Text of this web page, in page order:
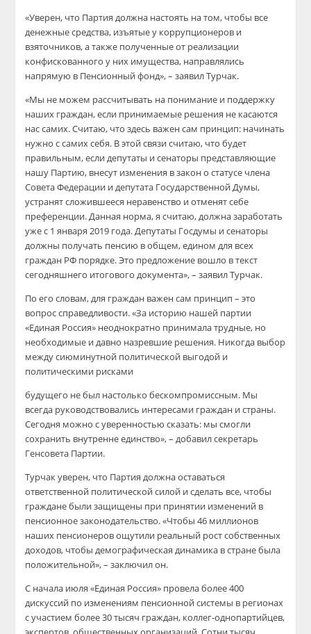
«Уверен, что Партия должна настоять на том, чтобы все
денежные средства, изъятые у коррупционеров и
взяточников, а также полученные от реализации
конфискованного у них имущества, направлялись
напрямую в Пенсионный фонд», – заявил Турчак.
«Мы не можем рассчитывать на понимание и поддержку
наших граждан, если принимаемые решения не касаются
нас самих. Считаю, что здесь важен сам принцип: начинать
нужно с самих себя. В этой связи считаю, что будет
правильным, если депутаты и сенаторы представляющие
нашу Партию, внесут изменения в закон о статусе члена
Совета Федерации и депутата Государственной Думы,
устранят сложившееся неравенство и отменят себе
преференции. Данная норма, я считаю, должна заработать
уже с 1 января 2019 года. Депутаты Госдумы и сенаторы
должны получать пенсию в общем, едином для всех
граждан РФ порядке. Это предложение вошло в текст
сегодняшнего итогового документа», – заявил Турчак.
По его словам, для граждан важен сам принцип – это
вопрос справедливости. «За историю нашей партии
«Единая Россия» неоднократно принимала трудные, но
необходимые и давно назревшие решения. Никогда выбор
между сиюминутной политической выгодой и
политическими рисками
будущего не был настолько бескомпромиссным. Мы
всегда руководствовались интересами граждан и страны.
Сегодня можно с уверенностью сказать: мы смогли
сохранить внутренне единство», – добавил секретарь
Генсовета Партии.
Турчак уверен, что Партия должна оставаться
ответственной политической силой и сделать все, чтобы
граждане были защищены при принятии изменений в
пенсионное законодательство. «Чтобы 46 миллионов
наших пенсионеров ощутили реальный рост собственных
доходов, чтобы демографическая динамика в стране была
положительной», – заключил он.
С начала июля «Единая Россия» провела более 400
дискуссий по изменениям пенсионной системы в регионах
с участием более 30 тысяч граждан, коллег-однопартийцев,